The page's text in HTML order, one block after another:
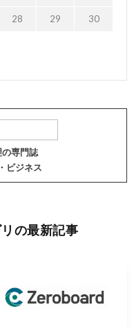
28 29 30
専門誌
ビジネス
の最新記事